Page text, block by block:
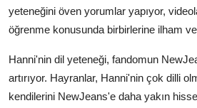
yeteneğini öven yorumlar yapıyor,
öğrenme konusunda birbirlerine ilham
Hanni'nin dil yeteneği, fandomun
artırıyor. Hayranlar, Hanni'nin çok dilli
kendilerini NewJeans'e daha yakın